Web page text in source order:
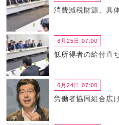
消費減税財源、具
6月25日 07:00
低所得者の給付直
6月24日 07:00
労働者協同組合広